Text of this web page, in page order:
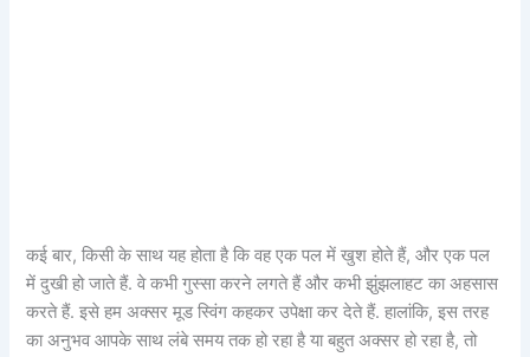
कई बार, किसी के साथ यह होता है कि वह एक पल में खुश होते हैं, और एक पल
में दुखी हो जाते हैं. वे कभी गुस्सा करने लगते हैं और कभी झुंझलाहट का अहसास
करते हैं. इसे हम अक्सर मूड स्विंग कहकर उपेक्षा कर देते हैं. हालांकि, इस तरह
का अनुभव आपके साथ लंबे समय तक हो रहा है या बहुत अक्सर हो रहा है, तो